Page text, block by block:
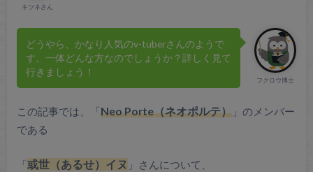
キツネさん
フクロウ博士
どうやら、かなり人気のv-tuberさんのようで
す。一体どんな方なのでしょうか？詳しく見て
行きましょう！
この記事では、「Neo Porte（ネオポルテ）」のメンバー
である
「或世（あるせ）イヌ 」さんについて、